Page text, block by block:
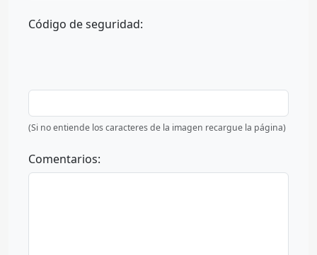
Código de seguridad:
(Si no entiende los caracteres de la imagen recargue la página)
Comentarios: